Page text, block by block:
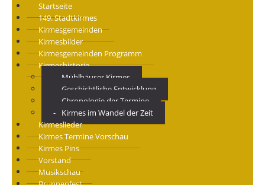
Startseite
149. Stadtkirmes
Kirmesgemeinden
Kirmesbilder
Kirmesgemeinden Programm
Kirmeshistorie
Mühlhäuser Kirmes
Geschichtliche Entwicklung
Chronologie der Termine
Kirmes im Wandel der Zeit
Kirmeslieder
Kirmes Termine Vorschau
Kirmes Pins
Vorstand
Musikschau